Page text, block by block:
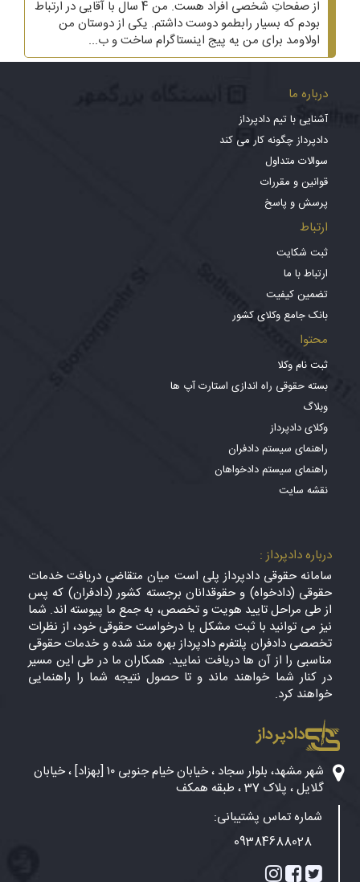
از صفحاتِ شخصی افراد هست. من 4 سال با آقایی در ارتباط
بودم که بسیار رابطمو دوست داشتم. یکی از دوستان من
اولاومد برای من یه پیج اینستاگرام ساخت و ب...
درباره ما
آشنایی با تیم دادپرداز
دادپرداز چگونه کار می کند
سوالات متداول
قوانین و مقررات
پرسش و پاسخ
ارتباط
ثبت شکایت
ارتباط با ما
تضمین کیفیت
بانک جامع وکلای کشور
محتوا
ثبت نام وکلا
بسته حقوقی راه اندازی استارت آپ ها
وبلاگ
وکلای دادپرداز
راهنمای سیستم دادفران
راهنمای سیستم دادخواهان
نقشه سایت
درباره دادپرداز :
سامانه حقوقی دادپرداز پلی است میان متقاضی دریافت خدمات
حقوقی (دادخواه) و حقوقدانان برجسته کشور (دادفران) که پس
از طی مراحل تایید هویت و تخصص، به جمع ما پیوسته اند. شما
نیز می توانید با ثبت مشکل یا درخواست حقوقی خود، از نظرات
تخصصی دادفران پلتفرم دادپرداز بهره مند شده و خدمات حقوقی
مناسبی را از آن ها دریافت نمایید. همکاران ما در طی این مسیر
در کنار شما خواهند ماند و تا حصول نتیجه شما را راهنمایی
خواهند کرد.
دادپرداز
شهر مشهد، بلوار سجاد ، خیابان خیام جنوبی ۱۰ [بهزاد] ، خیابان
گلایل ، پلاک 37 ، طبقه همکف
شماره تماس پشتیبانی:
09384688028